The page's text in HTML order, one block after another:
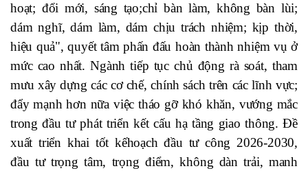
hoạt; đổi mới, sáng tạo;chỉ bàn làm, không bàn lùi;
dám nghĩ, dám làm, dám chịu trách nhiệm; kịp thời,
hiệu quả", quyết tâm phấn đấu hoàn thành nhiệm vụ ở
mức cao nhất.Ngành tiếp tục chủ động rà soát, tham
mưu xây dựng các cơ chế, chính sách trên các lĩnh vực;
đẩy mạnh hơn nữa việc tháo gỡ khó khăn, vướng mắc
trong đầu tư phát triển kết cấu hạ tầng giao thông. Đề
xuất triển khai tốt kếhoạch đầu tư công 2026-2030,
đầu tư trọng tâm, trọng điểm, không dàn trải, manh